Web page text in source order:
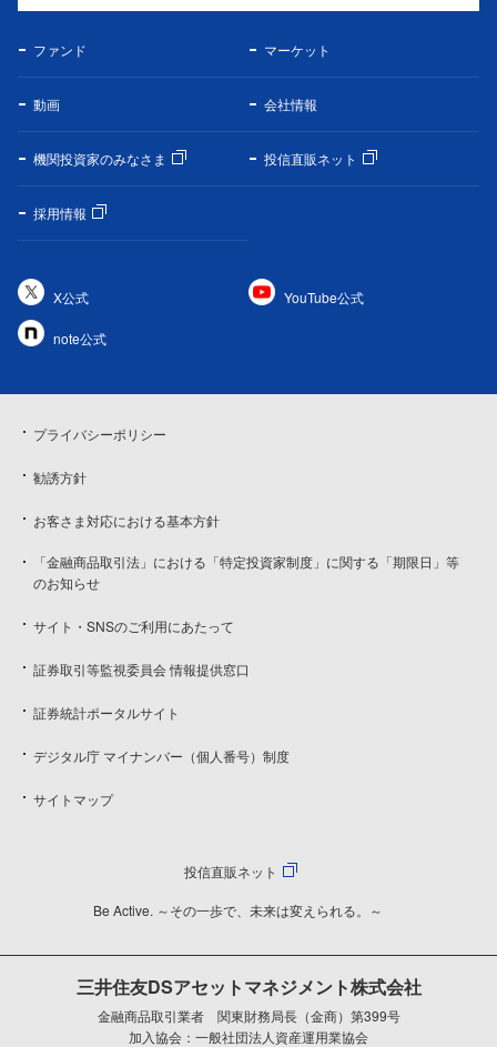
ファンド マーケット
動画 会社情報
機関投資家のみなさま 投信直販ネット
採用情報
X公式 YouTube公式
note公式
プライバシーポリシー
勧誘方針
お客さま対応における基本方針
「金融商品取引法」における「特定投資家制度」に関する「期限日」等
のお知らせ
サイト・SNSのご利用にあたって
証券取引等監視委員会 情報提供窓口
証券統計ポータルサイト
デジタル庁 マイナンバー（個人番号）制度
サイトマップ
投信直販ネット
Be Active. ～その一歩で、未来は変えられる。～
三井住友DSアセットマネジメント株式会社
金融商品取引業者 関東財務局長（金商）第399号
加入協会：一般社団法人資産運用業協会